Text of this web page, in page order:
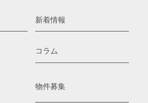
新着情報
コラム
物件募集